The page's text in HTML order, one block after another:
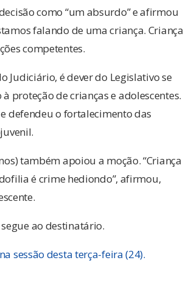
como “um absurdo” e afirmou
falando de uma criança. Criança
competentes.
Judiciário, é dever do Legislativo se
proteção de crianças e adolescentes.
defendeu o fortalecimento das
também apoiou a moção. “Criança
é crime hediondo”, afirmou,
ao destinatário.
sessão desta terça-feira (24).